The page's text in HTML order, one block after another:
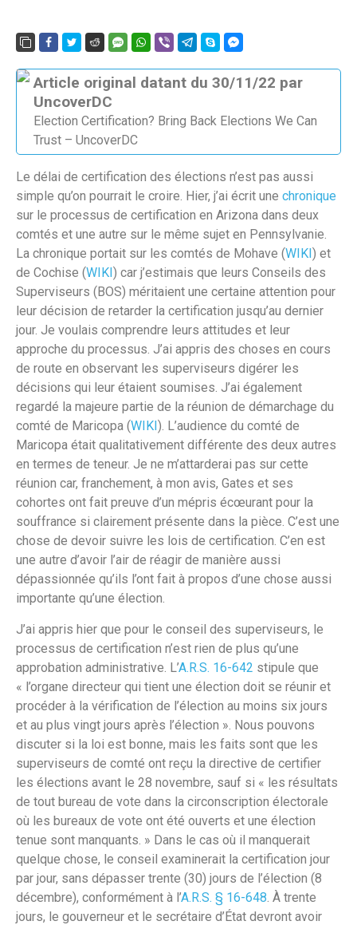
Article original datant du 30/11/22 par
UncoverDC
Election Certification? Bring Back Elections We Can
Trust – UncoverDC
Le délai de certification des élections n’est pas aussi
simple qu’on pourrait le croire. Hier, j’ai écrit une chronique
sur le processus de certification en Arizona dans deux
comtés et une autre sur le même sujet en Pennsylvanie.
La chronique portait sur les comtés de Mohave (WIKI ) et
de Cochise (WIKI ) car j’estimais que leurs Conseils des
Superviseurs (BOS) méritaient une certaine attention pour
leur décision de retarder la certification jusqu’au dernier
jour. Je voulais comprendre leurs attitudes et leur
approche du processus. J’ai appris des choses en cours
de route en observant les superviseurs digérer les
décisions qui leur étaient soumises. J’ai également
regardé la majeure partie de la réunion de démarchage du
comté de Maricopa (WIKI ). L’audience du comté de
Maricopa était qualitativement différente des deux autres
en termes de teneur. Je ne m’attarderai pas sur cette
réunion car, franchement, à mon avis, Gates et ses
cohortes ont fait preuve d’un mépris écœurant pour la
souffrance si clairement présente dans la pièce. C’est une
chose de devoir suivre les lois de certification. C’en est
une autre d’avoir l’air de réagir de manière aussi
dépassionnée qu’ils l’ont fait à propos d’une chose aussi
importante qu’une élection.
J’ai appris hier que pour le conseil des superviseurs, le
processus de certification n’est rien de plus qu’une
approbation administrative. L’A.R.S. 16-642 stipule que
« l’organe directeur qui tient une élection doit se réunir et
procéder à la vérification de l’élection au moins six jours
et au plus vingt jours après l’élection ». Nous pouvons
discuter si la loi est bonne, mais les faits sont que les
superviseurs de comté ont reçu la directive de certifier
les élections avant le 28 novembre, sauf si « les résultats
de tout bureau de vote dans la circonscription électorale
où les bureaux de vote ont été ouverts et une élection
tenue sont manquants. » Dans le cas où il manquerait
quelque chose, le conseil examinerait la certification jour
par jour, sans dépasser trente (30) jours de l’élection (8
décembre), conformément à l’A.R.S. § 16-648. À trente
jours, le gouverneur et le secrétaire d’État devront avoir